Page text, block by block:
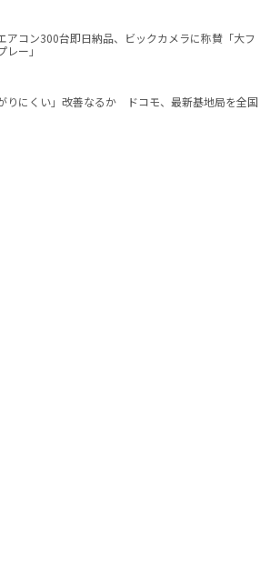
アコン300台即日納品、ビックカメラに称賛「大フ
レー」
がりにくい」改善なるか ドコモ、最新基地局を全国